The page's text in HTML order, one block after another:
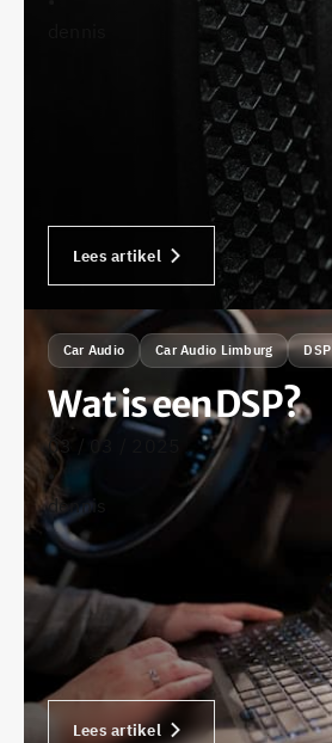
Lees artikel
Car Audio Car Audio Limburg DSP
Wat is een DSP?
03 / 03 / 2025
•
dennis
Lees artikel